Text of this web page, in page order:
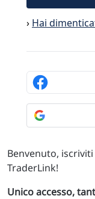
Benvenuto,
TraderLink!
Unico accesso,